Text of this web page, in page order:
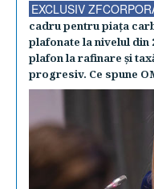
EXCLUSIV
cadru pentru piaţa
plafonate la nivelul din
plafon la rafinare şi
progresiv. Ce spune